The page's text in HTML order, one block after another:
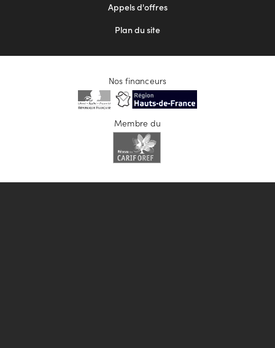
Appels d'offres
Plan du site
Nos financeurs
Membre du